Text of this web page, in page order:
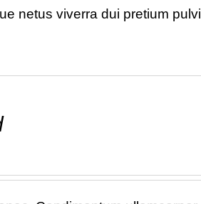
netus viverra dui pretium